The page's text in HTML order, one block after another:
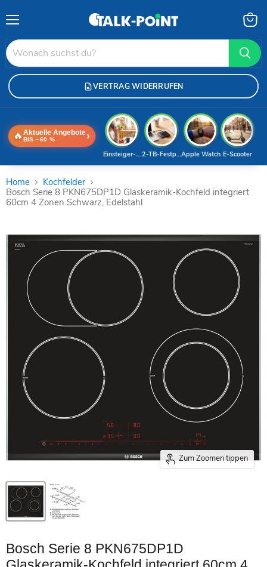
VERTRAG WIDERRUFEN
🔥 Aktuelle Angebote
BIS −60 % ›
E-Scooter
Apple Watch
2-TB-Festplatte
Einsteiger-Handy
Home
Kochfelder
Bosch Serie 8 PKN675DP1D Glaskeramik-Kochfeld integriert
60cm 4 Zonen Schwarz, Edelstahl
Zum Zoomen tippen
Bosch Serie 8 PKN675DP1D